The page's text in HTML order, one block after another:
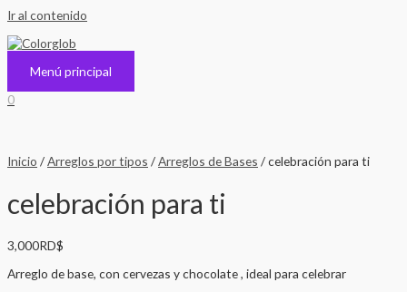
Ir al contenido
Menú principal
0
Inicio /Arreglos por tipos /Arreglos de Bases / celebración para ti
celebración para ti
3,000RD$
Arreglo de base, con cervezas y chocolate , ideal para celebrar